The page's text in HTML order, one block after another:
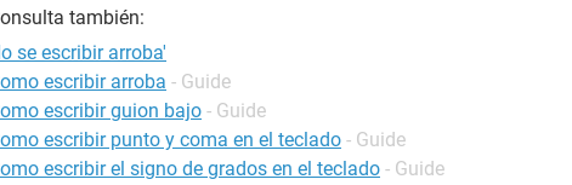
también:
se escribir arroba'
escribir arroba - Guide
escribir guion bajo - Guide
escribir punto y coma en el teclado - Guide
escribir el signo de grados en el teclado - Guide